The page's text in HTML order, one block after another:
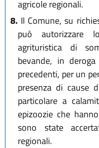
agricole regionali.
8. Il Comune, su
può autorizzare
agrituristica di
bevande, in
precedenti, per un
presenza di cause
particolare a
epizoozie che
sono state
regionali.